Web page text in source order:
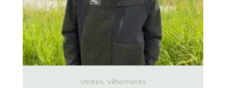
Vestes, Vêtements